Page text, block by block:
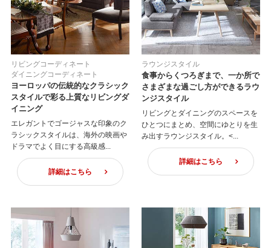
リビングコーディネート
ダイニングコーディネート
ヨーロッパの伝統的なクラシック
スタイルで彩る上質なリビングダ
イニング
エレガントでゴージャスな印象のク
ラシックスタイルは、海外の映画や
ドラマでよく目にする高級感...
詳細はこちら
ラウンジスタイル
食事からくつろぎまで、一か所で
さまざまな過ごし方ができるラウ
ンジスタイル
リビングとダイニングのスペースを
ひとつにまとめ、空間にゆとりを生
み出すラウンジスタイル。<...
詳細はこちら